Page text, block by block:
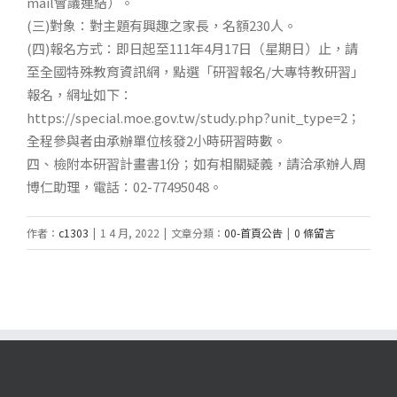
(三)對象：對主題有興趣之家長，名額230人。
(四)報名方式：即日起至111年4月17日（星期日）止，請
至全國特殊教育資訊網，點選「研習報名/大專特教研習」
報名，網址如下：
https://special.moe.gov.tw/study.php?unit_type=2；
全程參與者由承辦單位核發2小時研習時數。
四、檢附本研習計畫書1份；如有相關疑義，請洽承辦人周
博仁助理，電話：02-77495048。
作者： c1303 | 1 4 月, 2022 | 文章分類： 00-首頁公告 | 0 條留言